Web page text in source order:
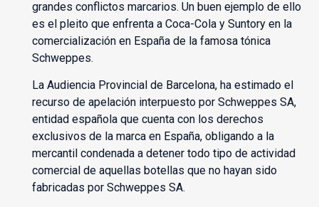
grandes conflictos marcarios. Un buen ejemplo de ello
es el pleito que enfrenta a Coca-Cola y Suntory en la
comercialización en España de la famosa tónica
Schweppes.
La Audiencia Provincial de Barcelona, ha estimado el
recurso de apelación interpuesto por Schweppes SA,
entidad española que cuenta con los derechos
exclusivos de la marca en España, obligando a la
mercantil condenada a detener todo tipo de actividad
comercial de aquellas botellas que no hayan sido
fabricadas por Schweppes SA.